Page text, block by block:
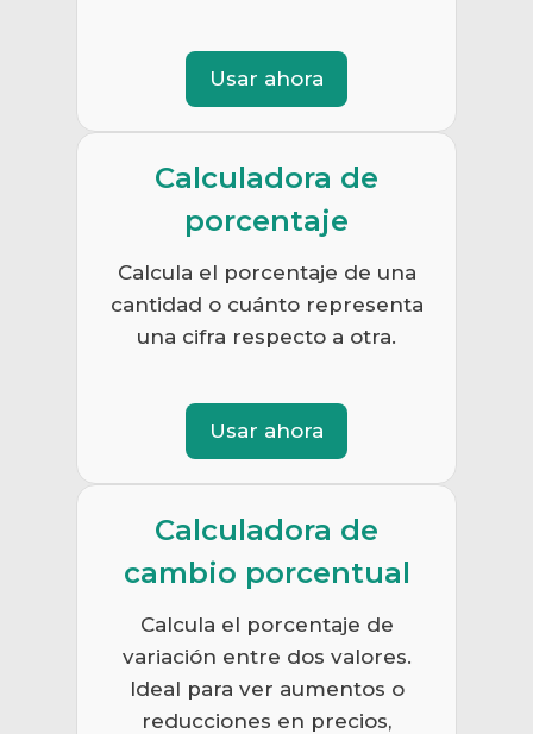
Usar ahora
Calculadora de
porcentaje
Calcula el porcentaje de una
cantidad o cuánto representa
una cifra respecto a otra.
Usar ahora
Calculadora de
cambio porcentual
Calcula el porcentaje de
variación entre dos valores.
Ideal para ver aumentos o
reducciones en precios,